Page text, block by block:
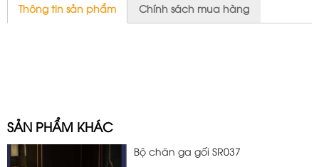
Thông tin sản phẩm Chính sách mua hàng
SẢN PHẨM KHÁC
Bộ chăn ga gối SR037